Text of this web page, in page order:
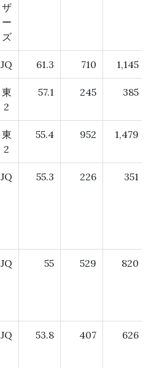
ザ
ー
ズ
JQ 61.3 710 1,145
東
2
57.1 245 385
東
2
55.4 952 1,479
JQ 55.3 226 351
JQ 55 529 820
JQ 53.8 407 626